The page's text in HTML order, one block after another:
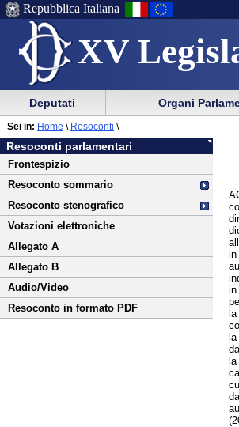
XV
Menu
di
ausilio
alla
navigazione
Menu
di
navigazione
principale
Repubblica Italiana
Menu
di
navigazione
principale
menu
di
sezione
Deputati Organi
Vai
al
contenuto
Resoconti parlamentari
Frontespizio
Resoconto sommario
Resoconto stenografico
Votazioni elettroniche
Allegato A
Allegato B
Audio/Video
Resoconto in formato PDF
Sei in: Home \ Resoconti \
in
in
la
la
la